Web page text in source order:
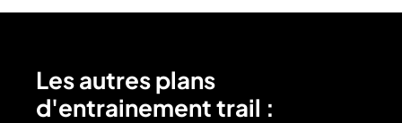
Les autres plans
d'entrainement trail :